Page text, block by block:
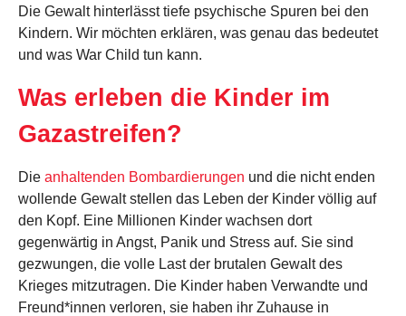
Die Gewalt hinterlässt tiefe psychische Spuren bei den
Kindern. Wir möchten erklären, was genau das bedeutet
und was War Child tun kann.
Was erleben die Kinder im
Gazastreifen?
Die anhaltenden Bombardierungen und die nicht enden
wollende Gewalt stellen das Leben der Kinder völlig auf
den Kopf. Eine Millionen Kinder wachsen dort
gegenwärtig in Angst, Panik und Stress auf. Sie sind
gezwungen, die volle Last der brutalen Gewalt des
Krieges mitzutragen. Die Kinder haben Verwandte und
Freund*innen verloren, sie haben ihr Zuhause in